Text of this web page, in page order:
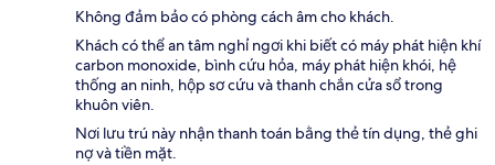
Không đảm bảo có phòng cách âm cho khách.
Khách có thể an tâm nghỉ ngơi khi biết có máy phát hiện khí
carbon monoxide, bình cứu hỏa, máy phát hiện khói, hệ
thống an ninh, hộp sơ cứu và thanh chắn cửa sổ trong
khuôn viên.
Nơi lưu trú này nhận thanh toán bằng thẻ tín dụng, thẻ ghi
nợ và tiền mặt.